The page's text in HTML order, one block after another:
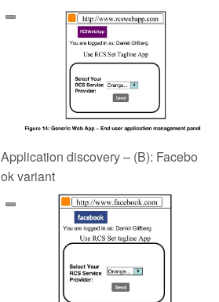
Application discovery – (B): Facebo
ok variant